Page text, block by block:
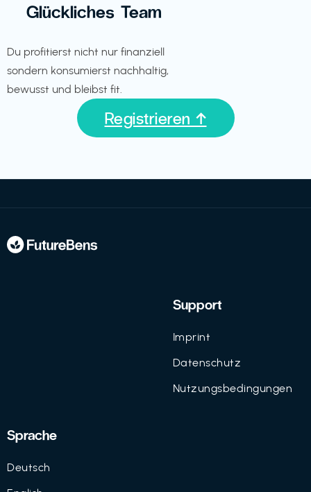
Glückliches Team
Du profitierst nicht nur finanziell
sondern konsumierst nachhaltig,
bewusst und bleibst fit.
Registrieren ↑
Support
Imprint
Datenschutz
Nutzungsbedingungen
Sprache
Deutsch